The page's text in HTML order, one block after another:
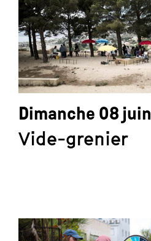
Dimanche 08 juin
Vide-grenier